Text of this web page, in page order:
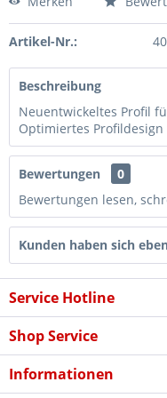
Artikel-Nr.:
Beschreibung
Neuentwickeltes Profil
Optimiertes
Bewertungen
0
Bewertungen lesen,
Kunden haben sich
Service Hotline
Shop Service
Informationen